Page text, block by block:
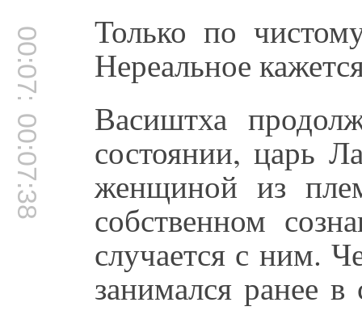
00:07:30 Только по
Нереальное
00:07:38 Васиштха
состоянии, царь
женщиной из
собственном
случается с ним.
занимался ранее